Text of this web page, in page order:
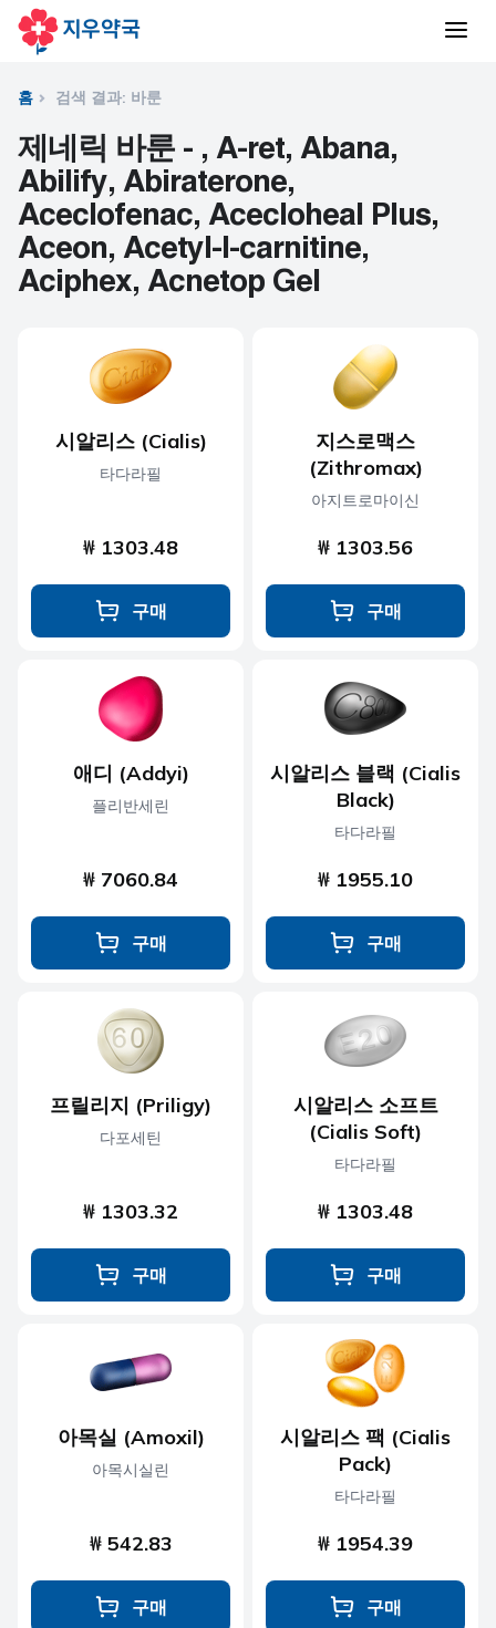
홈 검색 결과: 바룬
제네릭 바룬 - , A-ret, Abana,
Abilify, Abiraterone,
Aceclofenac, Acecloheal Plus,
Aceon, Acetyl-l-carnitine,
Aciphex, Acnetop Gel
시알리스 (Cialis)
타다라필
₩ 1303.48
구매
지스로맥스
(Zithromax)
아지트로마이신
₩ 1303.56
구매
애디 (Addyi)
플리반세린
₩ 7060.84
구매
시알리스 블랙 (Cialis
Black)
타다라필
₩ 1955.10
구매
프릴리지 (Priligy)
다포세틴
₩ 1303.32
구매
시알리스 소프트
(Cialis Soft)
타다라필
₩ 1303.48
구매
아목실 (Amoxil)
아목시실린
₩ 542.83
구매
시알리스 팩 (Cialis
Pack)
타다라필
₩ 1954.39
구매